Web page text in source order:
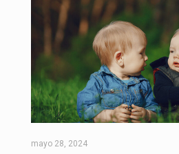
mayo 28, 2024